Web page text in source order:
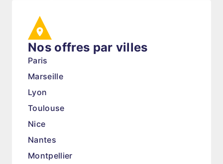
Nos offres par villes
Paris
Marseille
Lyon
Toulouse
Nice
Nantes
Montpellier